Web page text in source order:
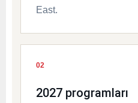
East.
02
2027 programları